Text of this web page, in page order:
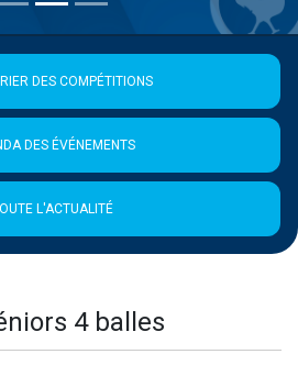
DES COMPÉTITIONS
DES ÉVÉNEMENTS
L'ACTUALITÉ
4 balles